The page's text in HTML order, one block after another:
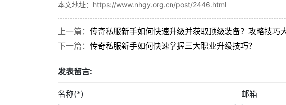
本文地址：https://www.nhgy.org.cn/post/2446.html
上一篇： 传奇私服新手如何快速升级并获取顶级装备？攻略技巧
下一篇： 传奇私服新手如何快速掌握三大职业升级技巧？
发表留言:
名称(*) 邮箱